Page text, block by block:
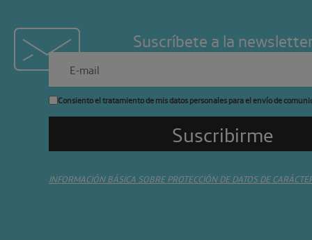
Suscríbete a la
Consiento el tratamiento de mis datos personales para el envío de
INFORMACIÓN BÁSICA SOBRE PROTECCIÓN DE DATOS DE